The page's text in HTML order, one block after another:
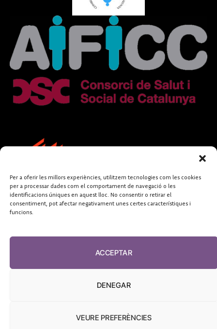
Per a oferir les millors experiències, utilitzem tecnologies com les cookies
per a processar dades com el comportament de navegació o les
identificacions úniques en aquest lloc. No consentir o retirar el
consentiment, pot afectar negativament unes certes característiques i
funcions.
ACCEPTAR
DENEGAR
VEURE PREFERÈNCIES
FUNDACIÓ